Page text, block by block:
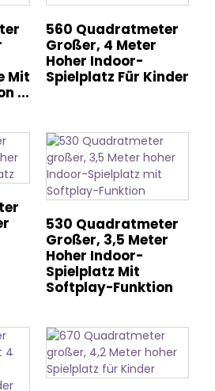
Mit
...
560 Quadratmeter
Großer, 4 Meter
Hoher Indoor-
Spielplatz Für Kinder
530 Quadratmeter
Großer, 3,5 Meter
Hoher Indoor-
Spielplatz Mit
Softplay-Funktion